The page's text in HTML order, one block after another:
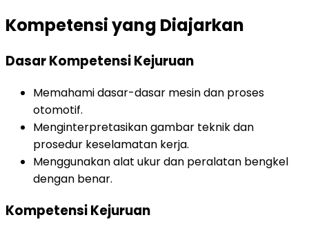
Kompetensi yang Diajarkan
Dasar Kompetensi Kejuruan
Memahami dasar-dasar mesin dan proses
otomotif.
Menginterpretasikan gambar teknik dan
prosedur keselamatan kerja.
Menggunakan alat ukur dan peralatan bengkel
dengan benar.
Kompetensi Kejuruan